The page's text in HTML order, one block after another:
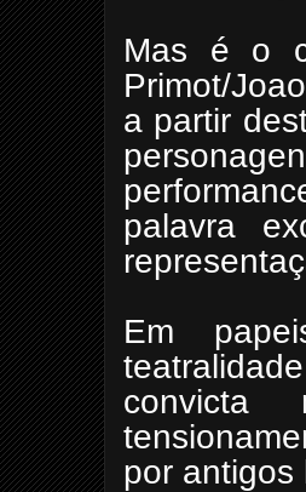
Mas é o
Primot/
a partir
palavra
Em
convicta
por antigos